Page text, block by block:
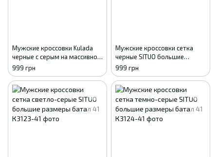
Мужские кроссовки Kulada
черные с серым на массивной
999 грн
Мужские кроссовки сетка
черные SITUO большие
размеры батал 41
999 грн